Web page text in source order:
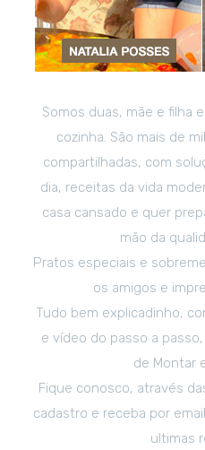
Somos duas, mãe e filha
cozinha. São mais de
compartilhadas, com
dia, receitas da vida
casa cansado e quer
mão da
Pratos especiais e
os amigos e
Tudo bem explicadinho,
e vídeo do passo a
de Montar
Fique conosco, através
cadastro e receba por
ultimas